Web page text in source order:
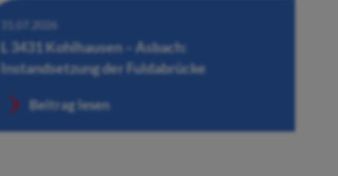
31.07.2026
L 3431 Kohlhausen – Asbach:
Instandsetzung der Fuldabrücke
Beitrag lesen